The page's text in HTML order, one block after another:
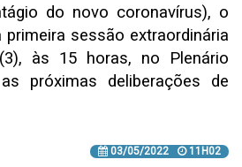
do novo coronavírus), o
primeira sessão extraordinária
às 15 horas, no Plenário
próximas deliberações de
03/05/2022 11H02